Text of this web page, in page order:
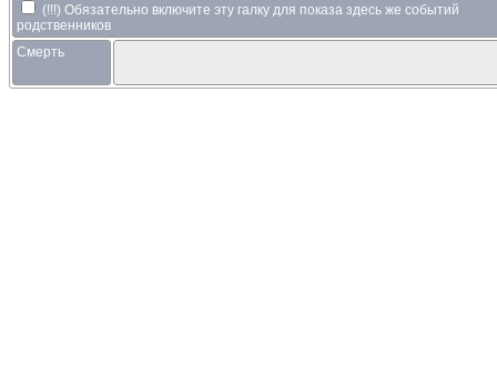
(!!!) Обязательно включите эту галку для показа здесь же событий
родственников
Смерть